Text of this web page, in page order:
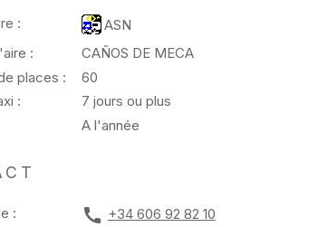
:
ASN
:
CAÑOS DE MECA
places :
60
:
7 jours ou plus
A l'année
:
+34 606 92 82 10